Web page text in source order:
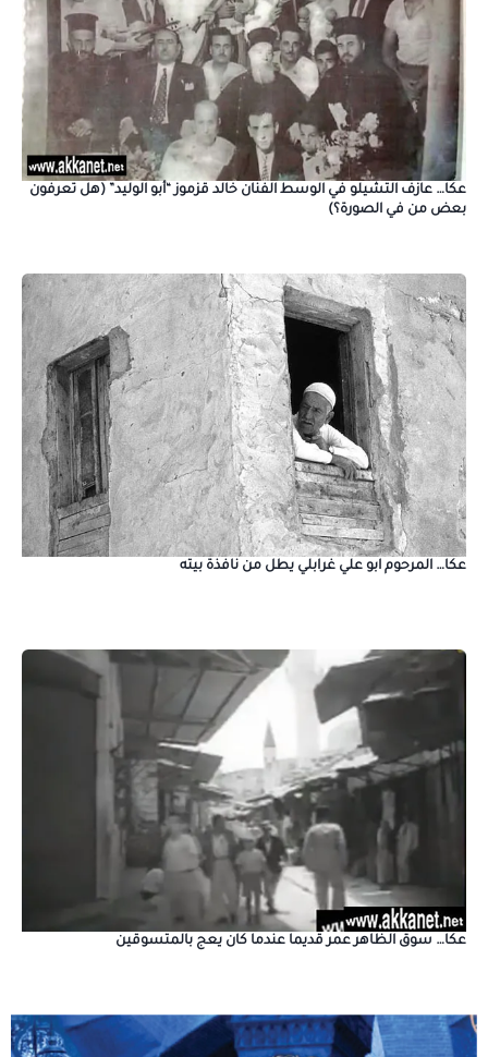
عكا… عازف التشيلو في الوسط الفنان خالد قزموز “أبو الوليد” (هل تعرفون
بعض من في الصورة؟)
عكا… المرحوم ابو علي غرابلي يطل من نافذة بيته
عكا… سوق الظاهر عمر قديما عندما كان يعج بالمتسوقين